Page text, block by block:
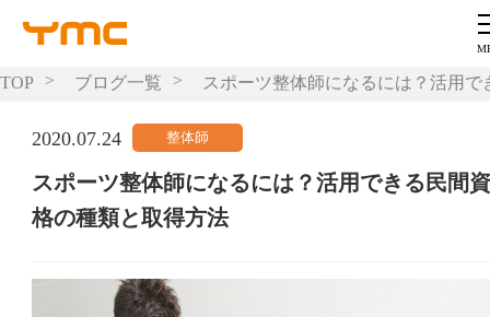
TOP ブログ一覧 スポーツ整体師になるには？活用
2020.07.24
スポーツ整体師になるには？活用できる民間資
格の種類と取得方法